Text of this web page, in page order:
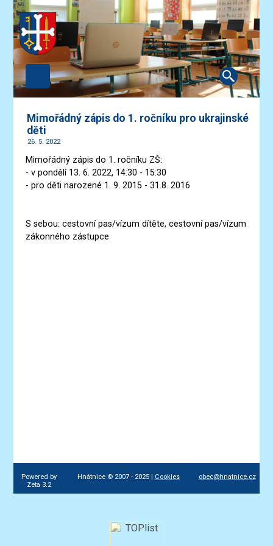
Mimořádný zápis do 1. ročníku pro ukrajinské
děti
26. 5. 2022
Mimořádný zápis do 1. ročníku ZŠ:
- v pondělí 13. 6. 2022, 14:30 - 15:30
- pro děti narozené 1. 9. 2015 - 31.8. 2016
S sebou: cestovní pas/vízum dítěte, cestovní pas/vízum
zákonného zástupce
Powered by
Zeta 3.2
Hnátnice © 2007 - 2025 | Cookies obec@hnatnice.cz